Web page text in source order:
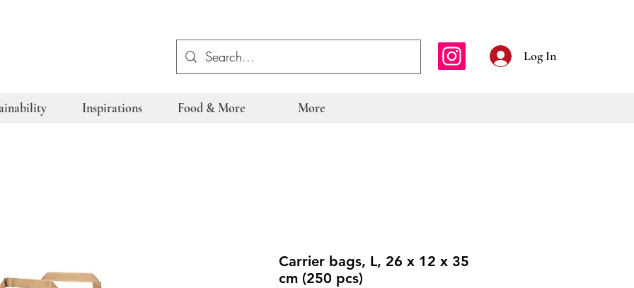
Log In
Inspirations Food & More More
Carrier bags, L, 26 x 12 x 35
cm (250 pcs)